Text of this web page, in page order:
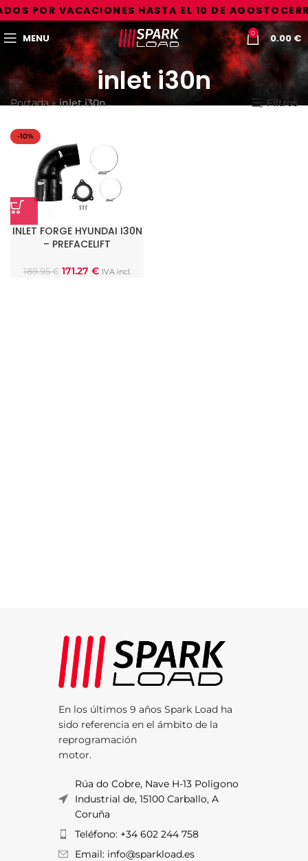
POR VACACIONES HASTA EL 10 DE AGOSTO
MENU 0 0.00€
inlet i30n
Portada»inlet i30n Filtros
-10%
INLET FORGE HYUNDAI I30N
– PREFACELIFT
189.95€ 171.27 € IVA incl.
En los últimos 9 años Spark Load ha
sido referencia en el ámbito de la
reprogramación
motor.
Rúa do Cobre, Nave H-13 Poligono
Industrial de, 15100 Carballo, A
Coruña
Teléfono: +34 602 244 758
Email: info@sparkload.es